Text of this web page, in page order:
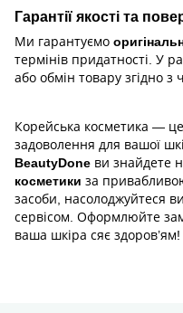
Гарантії якості та
Ми гарантуємо
термінів придатності. У
або обмін товару згідно
Корейська косметика —
задоволення для вашої
BeautyDone ви знайдете
косметики за
засоби, насолоджуйтеся
сервісом. Оформлюйте
ваша шкіра сяє здоров’ям!